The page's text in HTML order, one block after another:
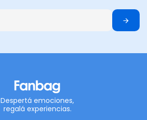
Despertá emociones,
regalá experiencias.